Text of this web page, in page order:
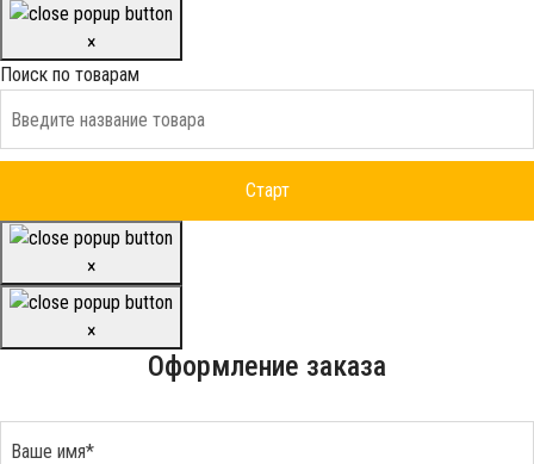
×
Поиск по товарам
×
×
Оформление заказа